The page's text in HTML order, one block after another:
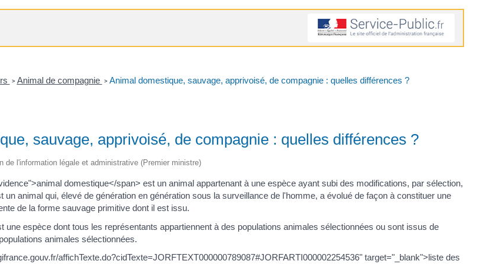
> Animal de compagnie > Animal domestique, sauvage, apprivoisé, de compagnie : quelles différences ?
sauvage, apprivoisé, de compagnie : quelles différences ?
de l'information légale et administrative (Premier ministre)
domestique</span> est un animal appartenant à une espèce ayant subi des modifications, par sélection,
un animal qui, élevé de génération en génération sous la surveillance de l'homme, a évolué de façon à constituer une
de la forme sauvage primitive dont il est issu.
une espèce dont tous les représentants appartiennent à des populations animales sélectionnées ou sont issus de
animales sélectionnées.
affichTexte.do?cidTexte=JORFTEXT000000789087#JORFARTI000002254536" target="_blank">liste des